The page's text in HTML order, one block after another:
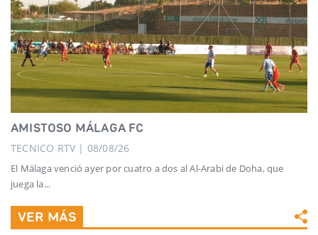
AMISTOSO MÁLAGA FC
TECNICO RTV | 08/08/26
El Málaga venció ayer por cuatro a dos al Al-Arabi de Doha, que
juega la...
VER MÁS